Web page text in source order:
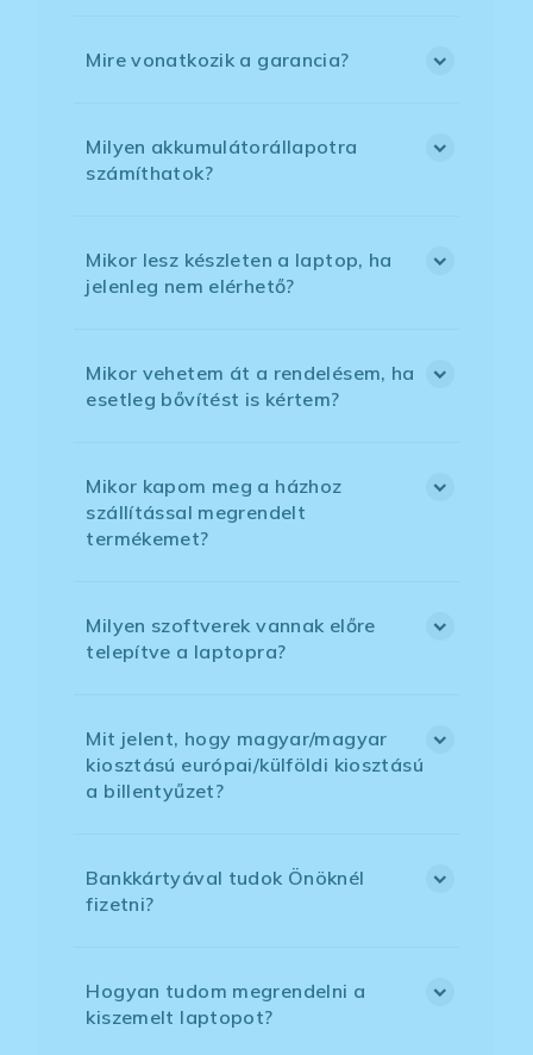
Mire vonatkozik a garancia?
Milyen akkumulátorállapotra
számíthatok?
Mikor lesz készleten a laptop, ha
jelenleg nem elérhető?
Mikor vehetem át a rendelésem, ha
esetleg bővítést is kértem?
Mikor kapom meg a házhoz
szállítással megrendelt
termékemet?
Milyen szoftverek vannak előre
telepítve a laptopra?
Mit jelent, hogy magyar/magyar
kiosztású európai/külföldi kiosztású
a billentyűzet?
Bankkártyával tudok Önöknél
fizetni?
Hogyan tudom megrendelni a
kiszemelt laptopot?